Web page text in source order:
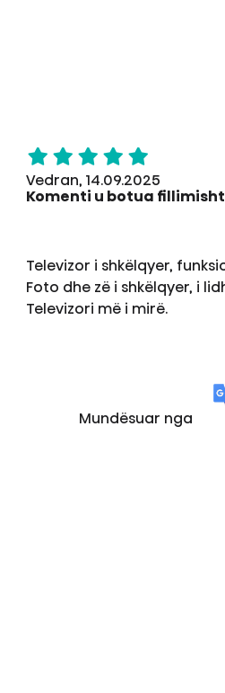
Vedran, 14.09.2025
Komenti u botua
Televizor i shkëlqyer,
Foto dhe zë i shkëlqyer, i
Televizori më i mirë.
Mundësuar nga